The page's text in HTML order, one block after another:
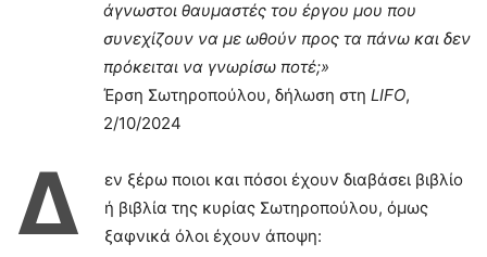
άγνωστοι θαυμαστές του έργου μου που
συνεχίζουν να με ωθούν προς τα πάνω και δεν
πρόκειται να γνωρίσω ποτέ;»
Έρση Σωτηροπούλου, δήλωση στη LIFO,
2/10/2024
Δ
εν ξέρω ποιοι και πόσοι έχουν διαβάσει βιβλίο
ή βιβλία της κυρίας Σωτηροπούλου, όμως
ξαφνικά όλοι έχουν άποψη: